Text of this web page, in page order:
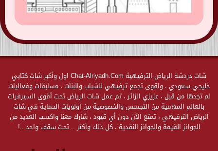
شات دردشة الرياض الترفيهية Chat-Alriyadh.Com اول وأكبر شات كتابي
خليجي سعودي ، واقوى تجمع ترفيهي للشباب والبنات ، مسابقات وفعاليات
لم تجدها من قبل ، عزيزي الزائر ، تم عمل شات الرياض تحت أقوى السيرفرات
بالعالم المهمية من التجسس والخصوصية من اولويات الحماية في شات
الرياض الترفيهي ، تمتع الآن دون أي قيود ، شارك معنا واكسب العديد من
الجوائز القيمة والجوائز النقدية ، كل ذلك وأكثر .. تحت سقف واحد ..!